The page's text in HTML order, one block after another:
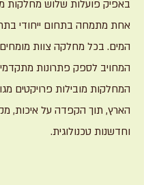
באפיק פועלות שלוש מחלקות
אחת מתמחה בתחום ייחודי
המים. בכל מחלקה צוות
המחויב לספק פתרונות
המחלקות מובילות פרויקטים
הארץ, תוך הקפדה על איכות,
וחדשנות טכנולוגית.